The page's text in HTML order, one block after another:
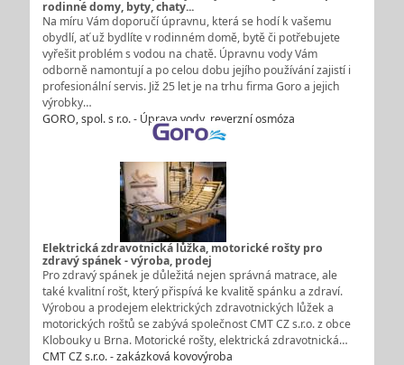
rodinné domy, byty, chaty...
Na míru Vám doporučí úpravnu, která se hodí k vašemu
obydlí, ať už bydlíte v rodinném domě, bytě či potřebujete
vyřešit problém s vodou na chatě. Úpravnu vody Vám
odborně namontují a po celou dobu jejího používání zajistí i
profesionální servis. Již 25 let je na trhu firma Goro a jejich
výrobky…
GORO, spol. s r.o. - Úprava vody, reverzní osmóza
Elektrická zdravotnická lůžka, motorické rošty pro
zdravý spánek - výroba, prodej
Pro zdravý spánek je důležitá nejen správná matrace, ale
také kvalitní rošt, který přispívá ke kvalitě spánku a zdraví.
Výrobou a prodejem elektrických zdravotnických lůžek a
motorických roštů se zabývá společnost CMT CZ s.r.o. z obce
Klobouky u Brna. Motorické rošty, elektrická zdravotnická…
CMT CZ s.r.o. - zakázková kovovýroba